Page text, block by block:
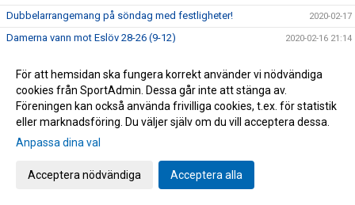
Dubbelarrangemang på söndag med festligheter! 2020-02-17
Damerna vann mot Eslöv 28-26 (9-12) 2020-02-16 21:14
landslaget!
Adam Wennerholm - ny spelare från Ystads IF! 2020-02-14 10:00
HK Aranäs värvar Tobias Thorbjörnsson från IK Sävehof! 2020-02-12 10:00
Lagkapten Tobias Johnsson fortsätter karriären i HK
Aranäs!
Anna Heed fortsätter i moderklubben
För att hemsidan ska fungera korrekt använder vi nödvändiga
cookies från SportAdmin. Dessa går inte att stänga av.
Föreningen kan också använda frivilliga cookies, t.ex. för statistik
eller marknadsföring. Du väljer själv om du vill acceptera dessa.
Anpassa dina val
Acceptera nödvändiga Acceptera alla